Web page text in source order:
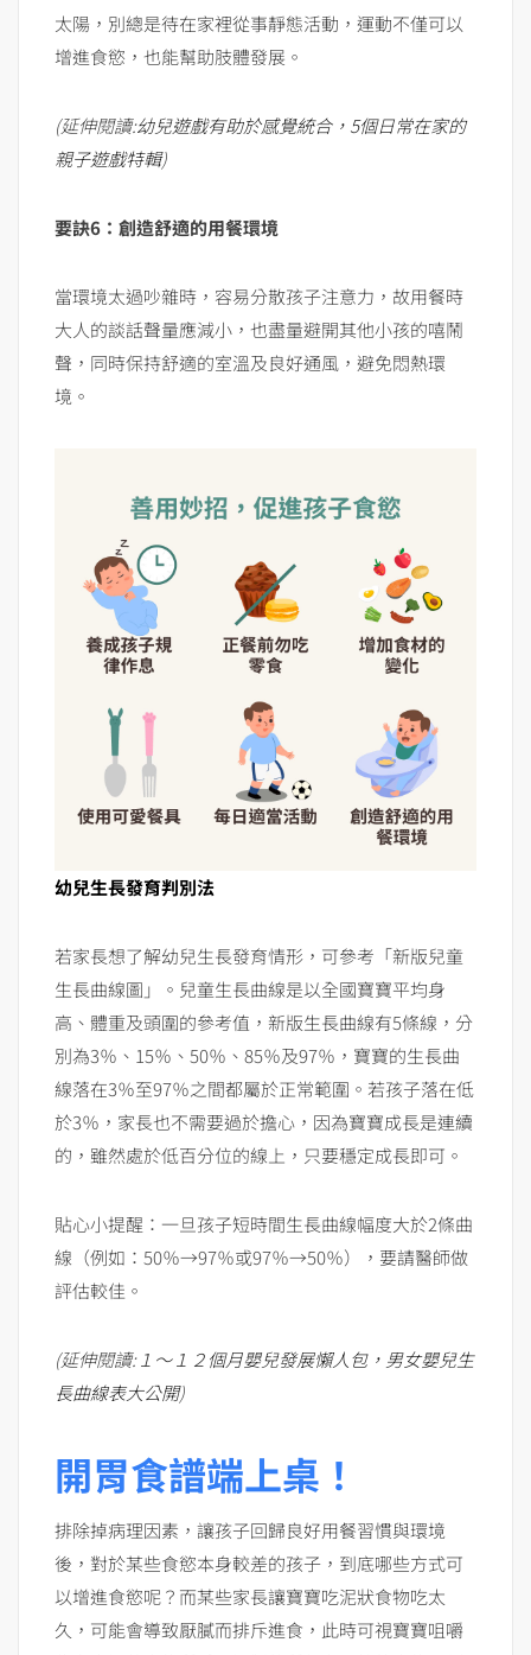
太陽，別總是待在家裡從事靜態活動，運動不僅可以
增進食慾，也能幫助肢體發展。
(延伸閱讀:幼兒遊戲有助於感覺統合，5個日常在家的
親子遊戲特輯)
要訣6 ：創造舒適的用餐環境
當環境太過吵雜時，容易分散孩子注意力，故用餐時
大人的談話聲量應減小，也盡量避開其他小孩的嘻鬧
聲，同時保持舒適的室溫及良好通風，避免悶熱環
境。
幼兒生長發育判別法
若家長想了解幼兒生長發育情形，可參考「新版兒童
生長曲線圖」。兒童生長曲線是以全國寶寶平均身
高、體重及頭圍的參考值，新版生長曲線有5條線，分
別為3％、15％、50％、85％及97％，寶寶的生長曲
線落在3％至97％之間都屬於正常範圍。若孩子落在低
於3％，家長也不需要過於擔心，因為寶寶成長是連續
的，雖然處於低百分位的線上，只要穩定成長即可。
貼心小提醒：一旦孩子短時間生長曲線幅度大於2條曲
線（例如：50％→97％或97％→50％），要請醫師做
評估較佳。
(延伸閱讀:１～１２個月嬰兒發展懶人包，男女嬰兒生
長曲線表大公開)
開胃食譜端上桌！
排除掉病理因素，讓孩子回歸良好用餐習慣與環境
後，對於某些食慾本身較差的孩子，到底哪些方式可
以增進食慾呢？而某些家長讓寶寶吃泥狀食物吃太
久，可能會導致厭膩而排斥進食，此時可視寶寶咀嚼